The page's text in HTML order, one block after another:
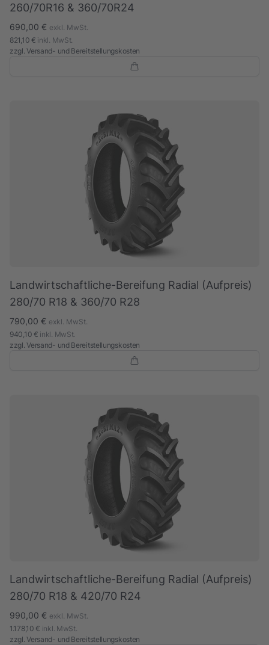
260/70R16 & 360/70R24
690,00 € exkl. MwSt.
821,10 € inkl. MwSt.
zzgl.Versand- und Bereitstellungskosten
Landwirtschaftliche-Bereifung Radial (Aufpreis)
280/70 R18 & 360/70 R28
790,00 € exkl. MwSt.
940,10 € inkl. MwSt.
zzgl.Versand- und Bereitstellungskosten
Landwirtschaftliche-Bereifung Radial (Aufpreis)
280/70 R18 & 420/70 R24
990,00 € exkl. MwSt.
1.178,10 € inkl. MwSt.
zzgl.Versand- und Bereitstellungskosten